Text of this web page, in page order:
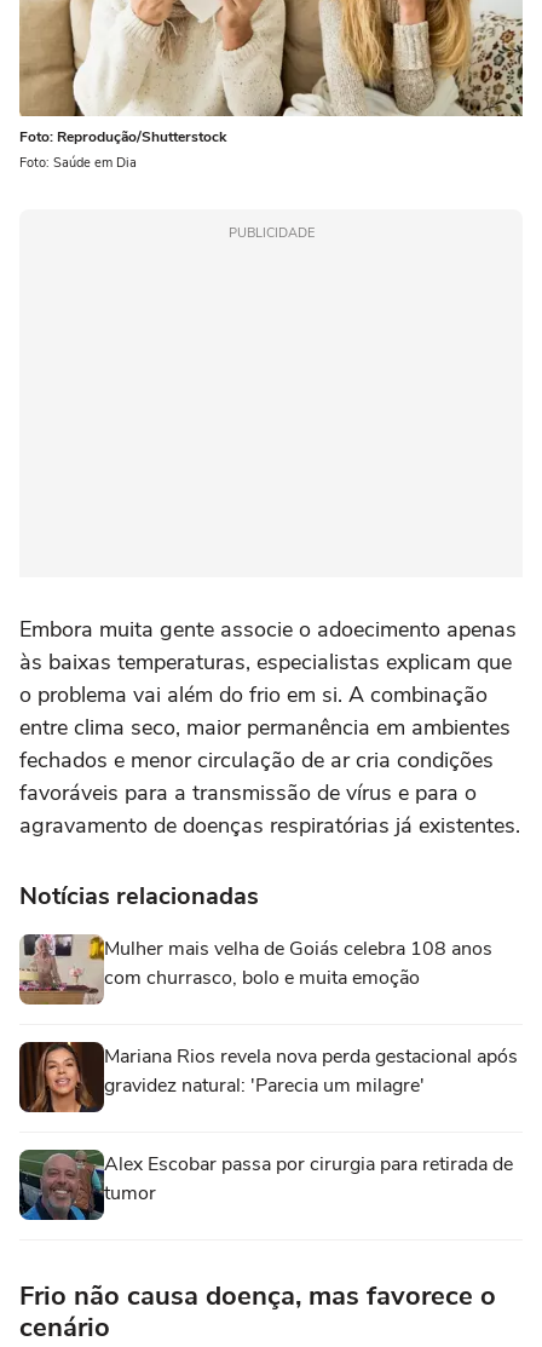
Foto: Reprodução/Shutterstock
Foto: Saúde em Dia
PUBLICIDADE
Embora muita gente associe o adoecimento apenas
às baixas temperaturas, especialistas explicam que
o problema vai além do frio em si. A combinação
entre clima seco, maior permanência em ambientes
fechados e menor circulação de ar cria condições
favoráveis para a transmissão de vírus e para o
agravamento de doenças respiratórias já existentes.
Notícias relacionadas
Mulher mais velha de Goiás celebra 108 anos
com churrasco, bolo e muita emoção
Mariana Rios revela nova perda gestacional após
gravidez natural: 'Parecia um milagre'
Alex Escobar passa por cirurgia para retirada de
tumor
Frio não causa doença, mas favorece o
cenário